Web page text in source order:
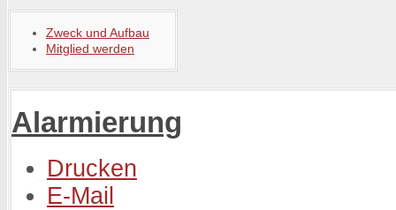
Zweck und Aufbau
Mitglied werden
Alarmierung
Drucken
E-Mail